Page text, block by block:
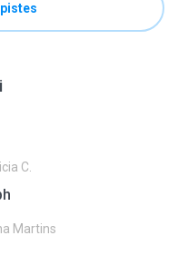
C.
Martins